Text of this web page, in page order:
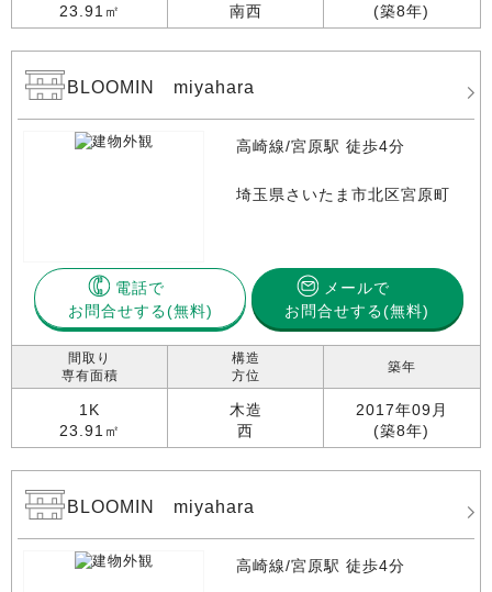
23.91㎡
南西
(築8年)
BLOOMIN miyahara
高崎線/宮原駅 徒歩4分
埼玉県さいたま市北区宮原町
電話で
お問合せする
メールで
お問合せする(無料)
間取り
専有面積
1K
23.91㎡
構造
方位
木造
西
築年
2017年09月
(築8年)
BLOOMIN miyahara
高崎線/宮原駅 徒歩4分